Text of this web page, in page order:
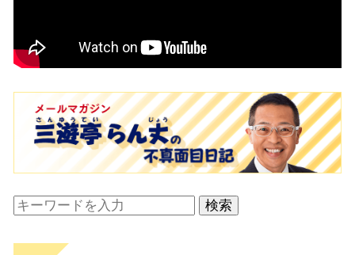
検索